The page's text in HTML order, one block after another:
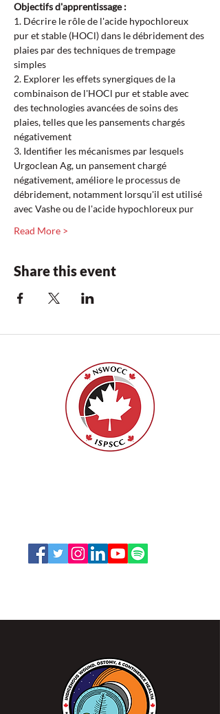
Objectifs d'apprentissage :
1. Décrire le rôle de l'acide hypochloreux
pur et stable (HOCl) dans le débridement des
plaies par des techniques de trempage
simples
2. Explorer les effets synergiques de la
combinaison de l'HOCl pur et stable avec
des technologies avancées de soins des
plaies, telles que les pansements chargés
négativement
3. Identifier les mécanismes par lesquels
Urgoclean Ag, un pansement chargé
négativement, améliore le processus de
débridement, notamment lorsqu'il est utilisé
avec Vashe ou de l'acide hypochloreux pur
Read More >
Share this event